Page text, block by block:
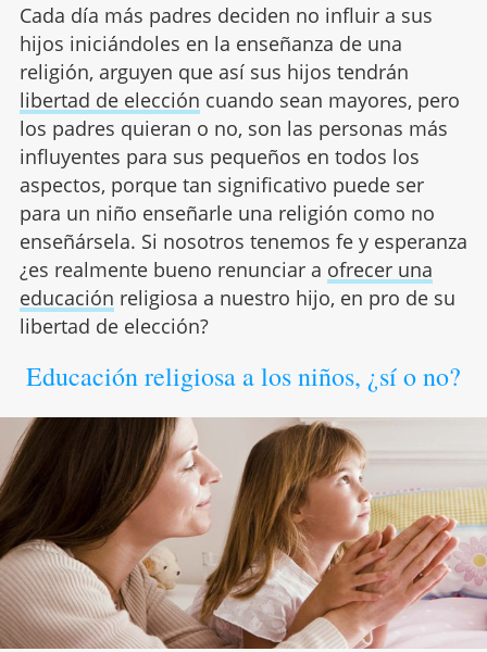
Cada día más padres deciden no influir a sus
hijos iniciándoles en la enseñanza de una
religión, arguyen que así sus hijos tendrán
libertad de elección cuando sean mayores, pero
los padres quieran o no, son las personas más
influyentes para sus pequeños en todos los
aspectos, porque tan significativo puede ser
para un niño enseñarle una religión como no
enseñársela. Si nosotros tenemos fe y esperanza
¿es realmente bueno renunciar a ofrecer una
educación religiosa a nuestro hijo, en pro de su
libertad de elección?
Educación religiosa a los niños, ¿sí o no?